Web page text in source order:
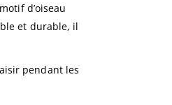
d’oiseau
et durable, il
pendant les